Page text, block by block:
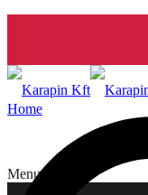
Menu
Home